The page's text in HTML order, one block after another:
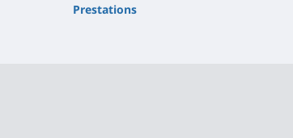
Prestations